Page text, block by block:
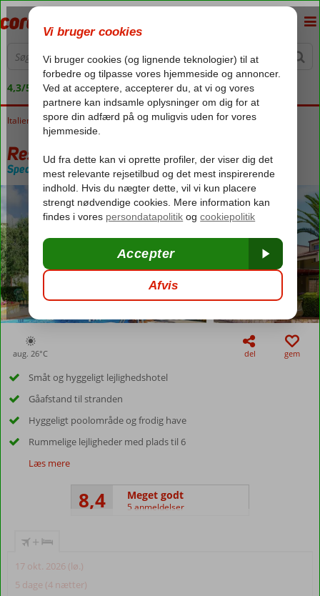
4,3/5 på Trustpilot
Forside
Italien Sicilien Cefalù Residence Fontana Barone
Residence Fontana Barone
Special category Uden pension -Lejlighed
aug. 26°C del gem
Småt og hyggeligt lejlighedshotel
Gåafstand til stranden
Hyggeligt poolområde og frodig have
Rummelige lejligheder med plads til 6
Læs mere
8,4 Meget godt
5 anmeldelser
+
17 okt. 2026 (lø.)
5 dage (4 nætter)